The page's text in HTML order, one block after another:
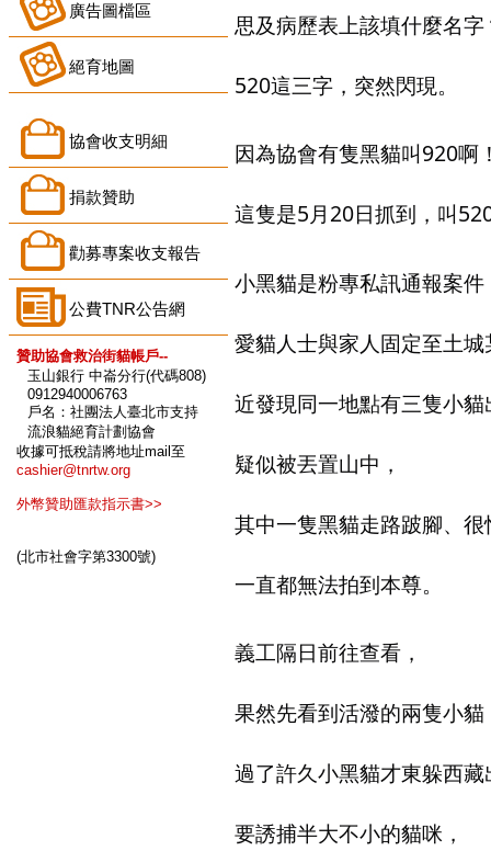
廣告圖檔區
絕育地圖
協會收支明細
捐款贊助
勸募專案收支報告
公費TNR公告網
贊助協會救治街貓帳戶--
玉山銀行 中崙分行(代碼808)
0912940006763
戶名：社團法人臺北市支持
流浪貓絕育計劃協會
收據可抵稅請將地址mail至
cashier@tnrtw.org
外幣贊助匯款指示書>>
(北市社會字第3300號)
思及病歷表上該填什麼名字
520這三字，突然閃現。
因為協會有隻黑貓叫920啊
這隻是5月20日抓到，叫
小黑貓是粉專私訊通報案件
愛貓人士與家人固定至土
近發現同一地點有三隻小
疑似被丟置山中，
其中一隻黑貓走路跛腳、
一直都無法拍到本尊。
義工隔日前往查看，
果然先看到活潑的兩隻小貓
過了許久小黑貓才東躲西
要誘捕半大不小的貓咪，